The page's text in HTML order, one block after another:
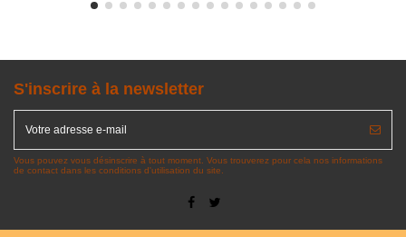
S'inscrire à la newsletter
Vous pouvez vous désinscrire à tout moment. Vous trouverez pour cela nos informations
de contact dans les conditions d'utilisation du site.